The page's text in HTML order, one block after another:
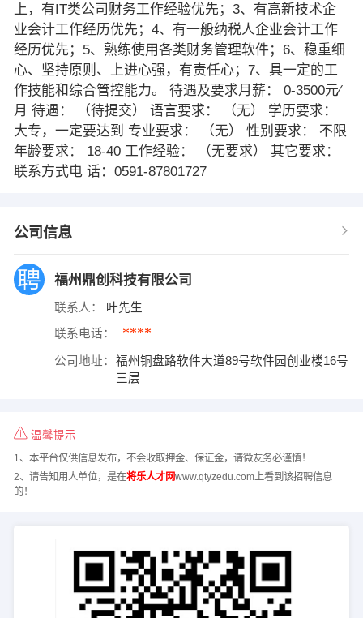
上，有IT类公司财务工作经验优先；3、有高新技术企
业会计工作经历优先；4、有一般纳税人企业会计工作
经历优先；5、熟练使用各类财务管理软件；6、稳重细
心、坚持原则、上进心强，有责任心；7、具一定的工
作技能和综合管控能力。 待遇及要求月薪： 0-3500元∕
月 待遇： （待提交） 语言要求： （无） 学历要求：
大专，一定要达到 专业要求： （无） 性别要求： 不限
年龄要求： 18-40 工作经验： （无要求） 其它要求：
联系方式电 话：0591-87801727
公司信息
福州鼎创科技有限公司
联系人： 叶先生
联系电话： ****
公司地址：
福州铜盘路软件大道89号软件园创业楼16号
三层
温馨提示
1、本平台仅供信息发布，不会收取押金、保证金，请微友务必谨慎！
2、请告知用人单位，是在将乐人才网www.qtyzedu.com上看到该招聘信息
的！